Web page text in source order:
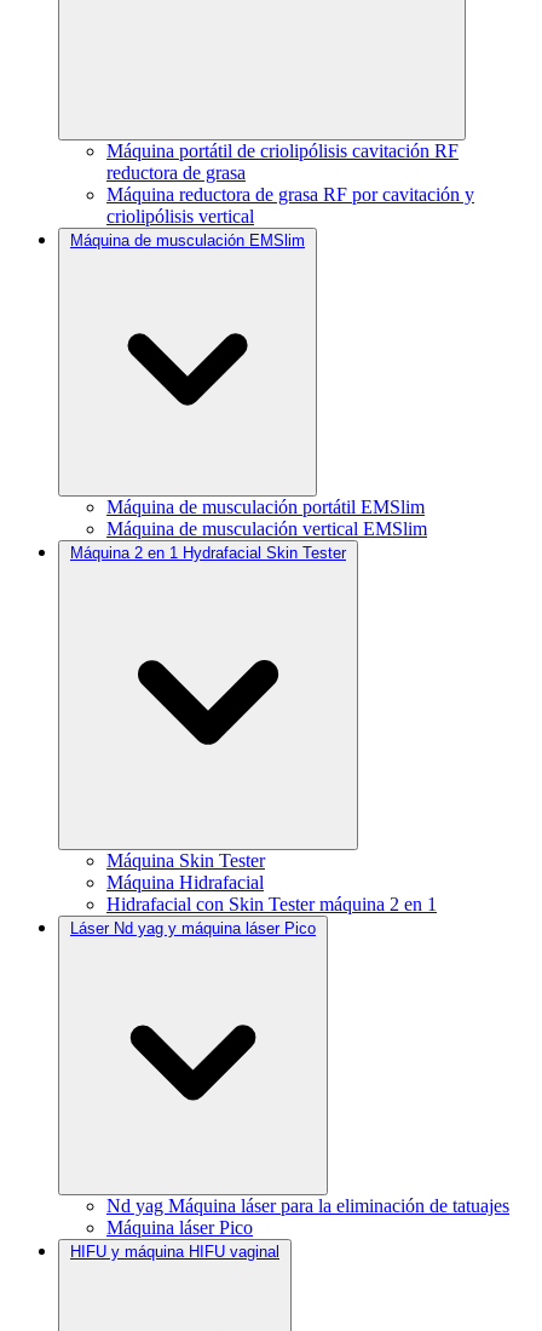
Máquina portátil de criolipólisis cavitación RF
reductora de grasa
Máquina reductora de grasa RF por cavitación y
criolipólisis vertical
Máquina de musculación EMSlim
Máquina de musculación portátil EMSlim
Máquina de musculación vertical EMSlim
Máquina 2 en 1 Hydrafacial Skin Tester
Máquina Skin Tester
Máquina Hidrafacial
Hidrafacial con Skin Tester máquina 2 en 1
Láser Nd yag y máquina láser Pico
Nd yag Máquina láser para la eliminación de tatuajes
Máquina láser Pico
HIFU y máquina HIFU vaginal